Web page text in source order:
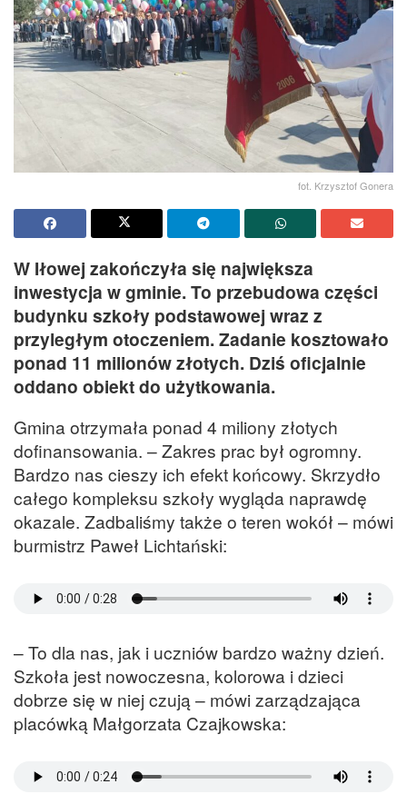
fot. Krzysztof Gonera
W Iłowej zakończyła się największa
inwestycja w gminie. To przebudowa części
budynku szkoły podstawowej wraz z
przyległym otoczeniem. Zadanie kosztowało
ponad 11 milionów złotych. Dziś oficjalnie
oddano obiekt do użytkowania.
Gmina otrzymała ponad 4 miliony złotych
dofinansowania. – Zakres prac był ogromny.
Bardzo nas cieszy ich efekt końcowy. Skrzydło
całego kompleksu szkoły wygląda naprawdę
okazale. Zadbaliśmy także o teren wokół – mówi
burmistrz Paweł Lichtański:
– To dla nas, jak i uczniów bardzo ważny dzień.
Szkoła jest nowoczesna, kolorowa i dzieci
dobrze się w niej czują – mówi zarządzająca
placówką Małgorzata Czajkowska: